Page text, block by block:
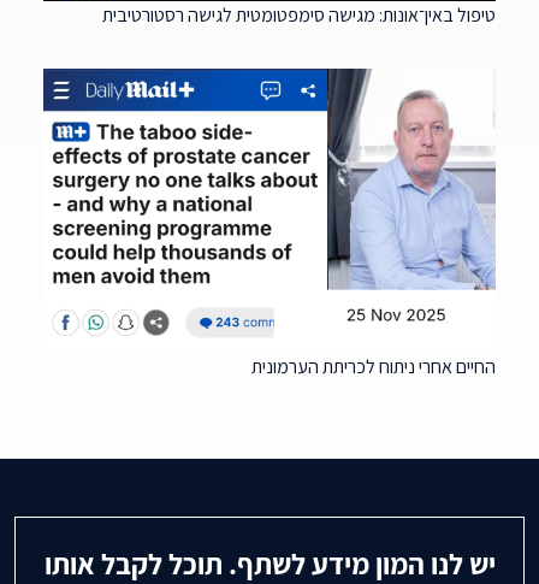
טיפול באין־אונות: מגישה סימפטומטית לגישה רסטורטיבית
החיים אחרי ניתוח לכריתת הערמונית
יש לנו המון מידע לשתף. תוכל לקבל אותו